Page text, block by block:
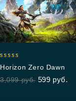
out of 5
Horizon Zero Dawn
3,099руб. 599 руб.